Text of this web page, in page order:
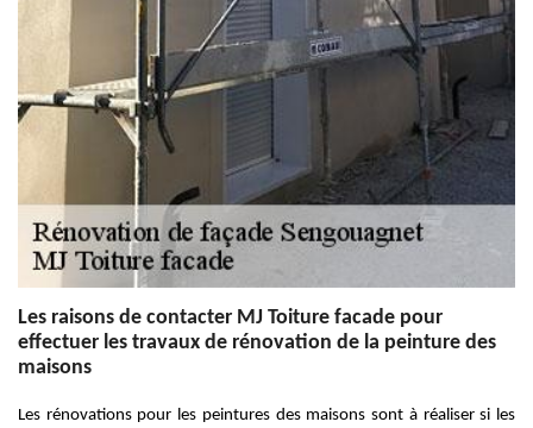
Les raisons de contacter MJ Toiture facade pour
effectuer les travaux de rénovation de la peinture des
maisons
Les rénovations pour les peintures des maisons sont à réaliser si les